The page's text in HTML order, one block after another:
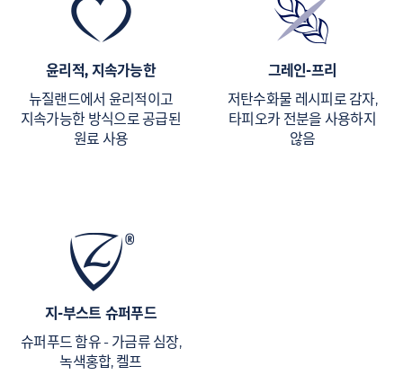
윤리적, 지속가능한
뉴질랜드에서 윤리적이고
지속가능한 방식으로 공급된
원료 사용
그레인-프리
저탄수화물 레시피로 감자,
타피오카 전분을 사용하지
않음
지-부스트 슈퍼푸드
슈퍼푸드 함유 - 가금류 심장,
녹색홍합, 켈프